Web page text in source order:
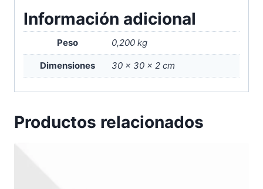
Información adicional
Peso 0,200 kg
Dimensiones 30 × 30 × 2 cm
Productos relacionados